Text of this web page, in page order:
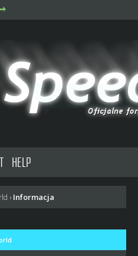
HELP
› Informacja